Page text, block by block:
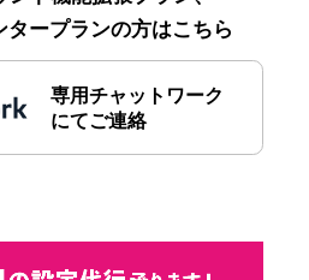
タープランの方はこちら
専用チャットワーク
にてご連絡